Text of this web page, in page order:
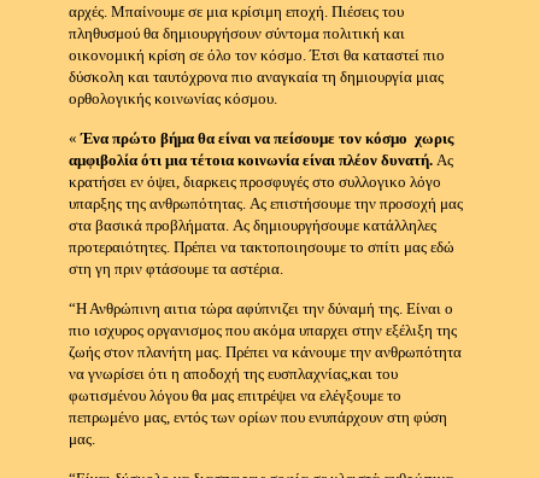
αρχές. Μπαίνουμε σε μια κρίσιμη εποχή. Πιέσεις του
πληθυσμού θα δημιουργήσουν σύντομα πολιτική και
οικονομική κρίση σε όλο τον κόσμο.Έτσι θα καταστεί πιο
δύσκολη και ταυτόχρονα πιο αναγκαία τη δημιουργία μιας
ορθολογικής κοινωνίας κόσμου.
«Ένα πρώτο βήμα θα είναι να πείσουμε τον κόσμο χωρις
αμφιβολία ότι μια τέτοια κοινωνία είναι πλέον δυνατή. Ας
κρατήσει εν όψει, διαρκεις προσφυγές στο συλλογικο λόγο
υπαρξης της ανθρωπότητας. Ας επιστήσουμε την προσοχή μας
στα βασικά προβλήματα. Ας δημιουργήσουμε κατάλληλες
προτεραιότητες. Πρέπει να τακτοποιησουμε το σπίτι μας εδώ
στη γη πριν φτάσουμε τα αστέρια.
“Η Ανθρώπινη αιτια τώρα αφύπνιζει την δύναμή της. Είναι ο
πιο ισχυρος οργανισμος που ακόμα υπαρχει στην εξέλιξη της
ζωής στον πλανήτη μας. Πρέπει να κάνουμε την ανθρωπότητα
να γνωρίσει ότι η αποδοχή της ευσπλαχνίας,και του
φωτισμένου λόγου θα μας επιτρέψει να ελέγξουμε το
πεπρωμένο μας, εντός των ορίων που ενυπάρχουν στη φύση
μας.